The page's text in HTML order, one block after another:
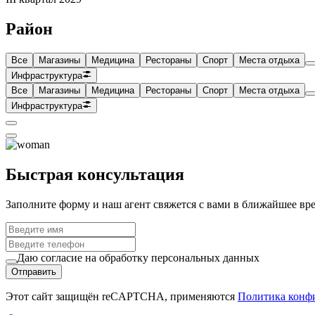
Район
Все Магазины Медицина Рестораны Спорт
Места отдыха
Инфраструктура
Все
Магазины Медицина Рестораны Спорт
Места отдыха
Инфраструктура
Быстрая консультация
Заполните форму и наш агент свяжется с вами в ближайшее
Даю согласие на обработку персональных данных
Отправить
Этот сайт защищён reCAPTCHA, применяются Политика